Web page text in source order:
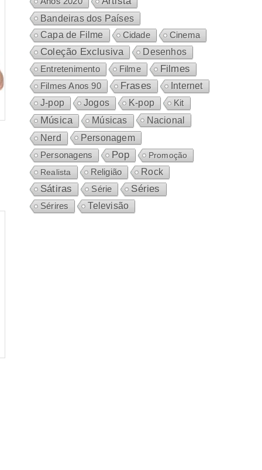
Bandeiras dos Países
Capa de Filme Cidade Cinema
Coleção Exclusiva Desenhos
Entretenimento Filme Filmes
Filmes Anos 90 Frases
Internet
J-pop
Jogos K-pop Kit
Música Músicas Nacional
Nerd Personagem
Personagens Pop
Promoção
Realista
Religião Rock
Sátiras Série Séries
Sérires Televisão